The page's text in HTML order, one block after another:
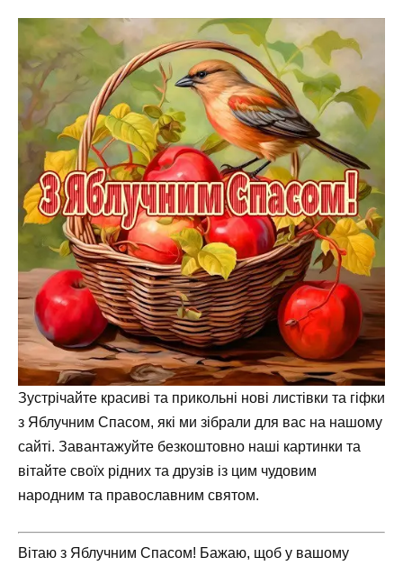
Зустрічайте красиві та прикольні нові листівки та гіфки
з Яблучним Спасом, які ми зібрали для вас на нашому
сайті. Завантажуйте безкоштовно наші картинки та
вітайте своїх рідних та друзів із цим чудовим
народним та православним святом.
Вітаю з Яблучним Спасом! Бажаю, щоб у вашому